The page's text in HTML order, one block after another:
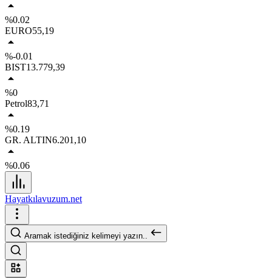
%0.02
EURO55,19
%-0.01
BIST13.779,39
%0
Petrol83,71
%0.19
GR. ALTIN6.201,10
%0.06
Hayatkılavuzum.net
Aramak istediğiniz kelimeyi yazın..